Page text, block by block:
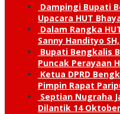
Dampingi Bupati
Upacara HUT
Dalam Rangka
Sanny Handityo
Bupati Bengkalis
Puncak Perayaan
Ketua DPRD
Pimpin Rapat
Septian Nugraha
Dilantik 14